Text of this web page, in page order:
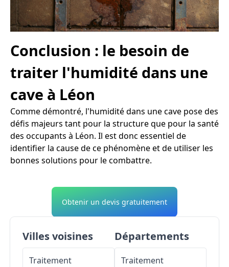
Conclusion : le besoin de
traiter l'humidité dans une
cave à Léon
Comme démontré, l'humidité dans une cave pose des
défis majeurs tant pour la structure que pour la santé
des occupants à Léon. Il est donc essentiel de
identifier la cause de ce phénomène et de utiliser les
bonnes solutions pour le combattre.
Obtenir un devis gratuitement
Villes voisines
Traitement
Départements
Traitement